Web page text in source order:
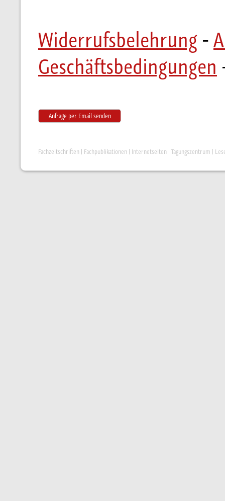
Widerrufsbelehrung -
Geschäftsbedingungen
Anfrage per Email senden
Fachzeitschriften Fachpublikationen Internetseiten Tagungszentrum